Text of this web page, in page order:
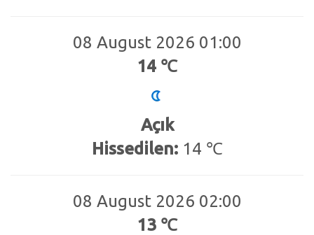
08 August 2026 01:00
14 ℃
Açık
Hissedilen:14 ℃
08 August 2026 02:00
13 ℃